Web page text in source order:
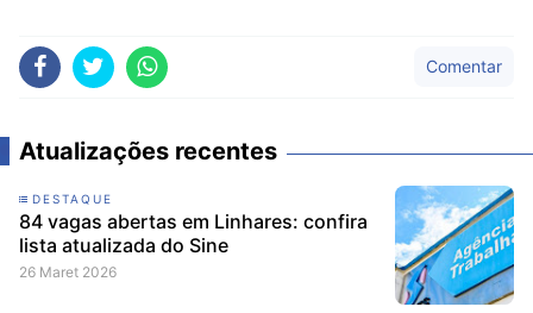
Comentar
Atualizações recentes
DESTAQUE
84 vagas abertas em Linhares: confira
lista atualizada do Sine
26 Maret 2026